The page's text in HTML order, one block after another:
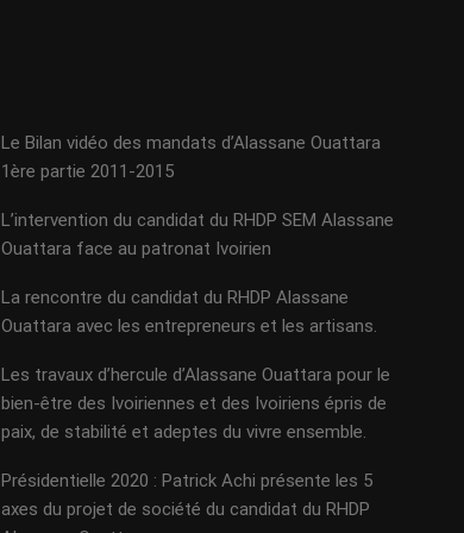
Le Bilan vidéo des mandats d’Alassane Ouattara
1ère partie 2011-2015
L’intervention du candidat du RHDP SEM Alassane
Ouattara face au patronat Ivoirien
La rencontre du candidat du RHDP Alassane
Ouattara avec les entrepreneurs et les artisans.
Les travaux d’hercule d’Alassane Ouattara pour le
bien-être des Ivoiriennes et des Ivoiriens épris de
paix, de stabilité et adeptes du vivre ensemble.
Présidentielle 2020 : Patrick Achi présente les 5
axes du projet de société du candidat du RHDP